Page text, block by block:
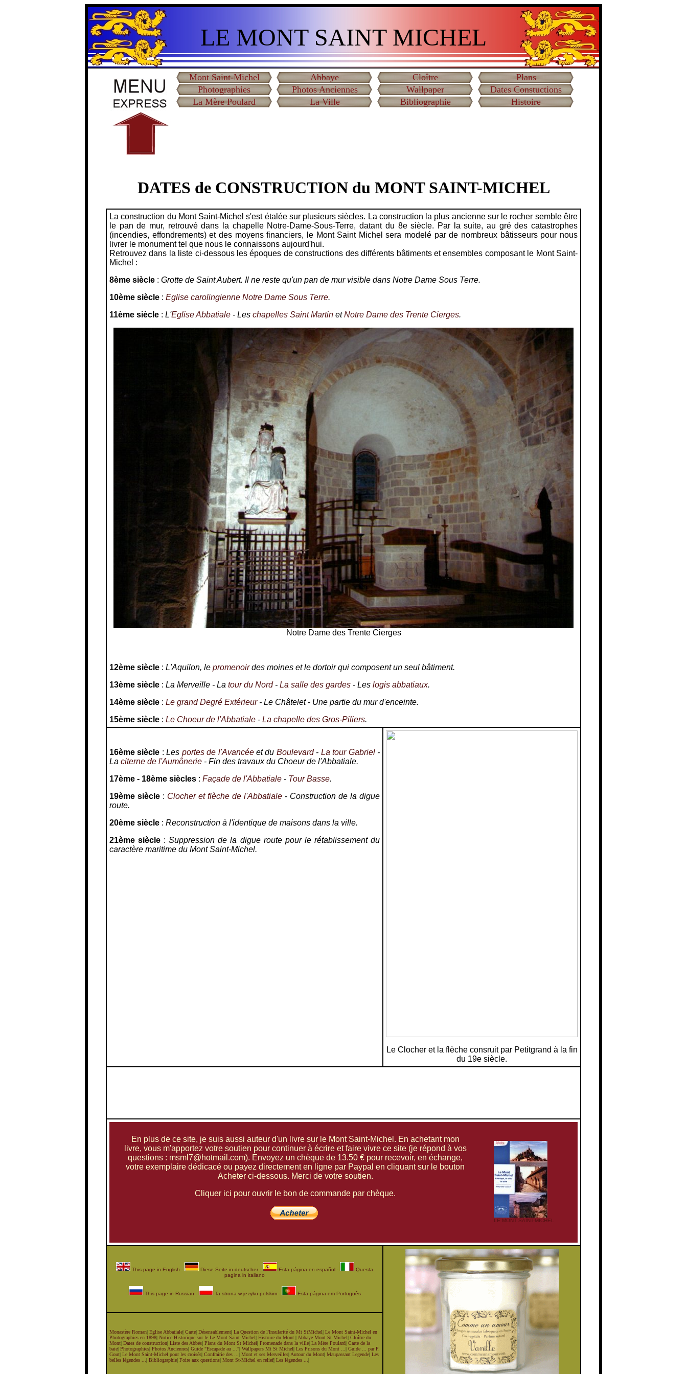
LE MONT SAINT MICHEL
Mont Saint-Michel Abbaye Cloître
Plans
Photographies
Photos Anciennes Wallpaper
Dates Constuctions
La Mère Poulard
La Ville Bibliographie Histoire
DATES de CONSTRUCTION du MONT SAINT-MICHEL
La construction du Mont Saint-Michel s'est étalée sur plusieurs siècles. La construction la plus ancienne sur le rocher semble être
le pan de mur, retrouvé dans la chapelle Notre-Dame-Sous-Terre, datant du 8e siècle. Par la suite, au gré des catastrophes
(incendies, effondrements) et des moyens financiers, le Mont Saint Michel sera modelé par de nombreux bâtisseurs pour nous
livrer le monument tel que nous le connaissons aujourd'hui.
Retrouvez dans la liste ci-dessous les époques de constructions des différents bâtiments et ensembles composant le Mont Saint-
Michel :
8ème siècle : Grotte de Saint Aubert. Il ne reste qu'un pan de mur visible dans Notre Dame Sous Terre.
10ème siècle : Eglise carolingienne Notre Dame Sous Terre.
11ème siècle : L'Eglise Abbatiale - Les chapelles Saint Martin etNotre Dame des Trente Cierges.
Notre Dame des Trente Cierges
12ème siècle : L'Aquilon, le promenoirdes moines et le dortoir qui composent un seul bâtiment.
13ème siècle : La Merveille - La tour du Nord- La salle des gardes - Les logis abbatiaux.
14ème siècle : Le grand Degré Extérieur- Le Châtelet - Une partie du mur d'enceinte.
15ème siècle : Le Choeur de l'Abbatiale - La chapelle des Gros-Piliers.
16ème siècle : Les portes de l'Avancéeet du Boulevard- La tour Gabriel-
La citerne de l'Aumônerie - Fin des travaux du Choeur de l'Abbatiale.
17ème - 18ème siècles : Façade de l'Abbatiale - Tour Basse.
19ème siècle : Clocher et flèche de l'Abbatiale - Construction de la digue
route.
20ème siècle : Reconstruction à l'identique de maisons dans la ville.
21ème siècle :Suppression de la digue route pour le rétablissement du
caractère maritime du Mont Saint-Michel.
Le Clocher et la flèche consruit par Petitgrand à la fin
du 19e siècle.
En plus de ce site, je suis aussi auteur d'un livre sur le Mont Saint-Michel. En achetant mon
livre, vous m'apportez votre soutien pour continuer à écrire et faire vivre ce site (je répond à vos
questions : msml7@hotmail.com). Envoyez un chèque de 13.50 € pour recevoir, en échange,
votre exemplaire dédicacé ou payez directement en ligne par Paypal en cliquant sur le bouton
Acheter ci-dessous. Merci de votre soutien.
Cliquer ici pour ouvrir le bon de commande par chèque.
LE MONT SAINT-MICHEL
This page in English - Diese Seite in deutscher - Esta página en español -
Questa
pagina in italiano
This page in Russian - Ta strona w jezyku polskim- Esta página em Português
Monastère Roman| Eglise Abbatiale| Carte| Désensablement| La Question de l'Insularité du Mt StMichel| Le Mont Saint-Michel en
Photographies en 1898| Notice Historique sur le Le Mont Saint-Michel| Histoire du Mont | Abbaye Mont St Michel| Cloître du
Mont| Dates de construction| Liste des Abbés| Plans du Mont St Michel| Promenade dans la ville| La Mère Poulard| Carte de la
baie| Photographies| Photos Anciennes| Guide "Escapade au ..."| Wallpapers Mt St Michel| Les Prisons du Mont ... | Guide ... par P.
Gout| Le Mont Saint-Michel pour les croisés| Confrairie des ... | Mont et ses Merveilles| Autour du Mont| Maupassant Legende| Les
belles légendes ... | Bibliographie| Foire aux questions| Mont St-Michel en relief| Les légendes ... |